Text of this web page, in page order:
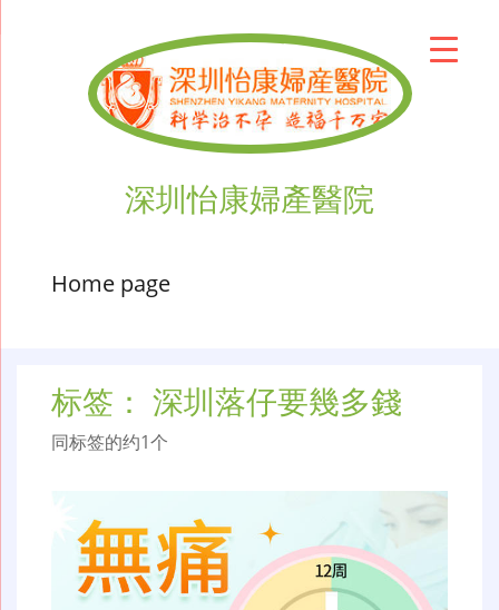
深圳怡康婦產醫院
Home page
标签： 深圳落仔要幾多錢
同标签的约1个